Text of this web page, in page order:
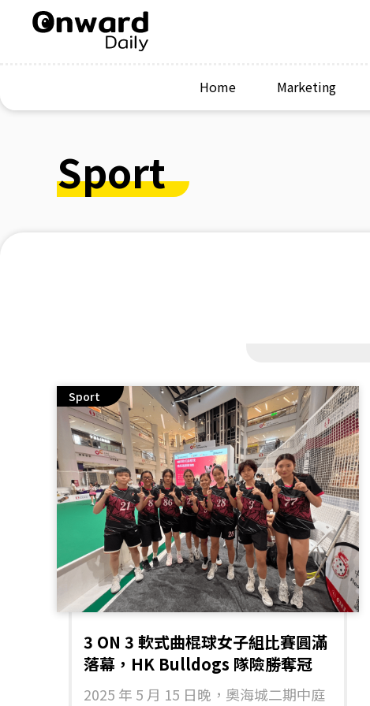
Home Marketing
Sport
3 ON 3 軟式曲棍球女子組比賽圓滿
落幕，HK Bulldogs 隊險勝奪冠
2025 年 5 月 15 日晚，奧海城二期中庭
Sport